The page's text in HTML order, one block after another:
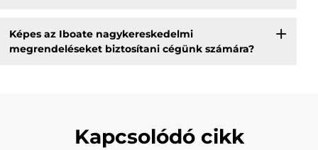
Képes az Iboate nagykereskedelmi
megrendeléseket biztosítani cégünk számára?
Kapcsolódó cikk